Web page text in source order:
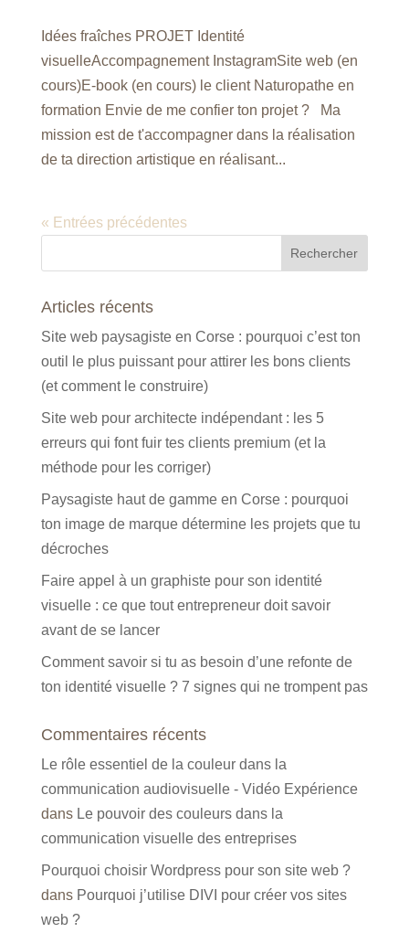
Idées fraîches PROJET Identité
visuelleAccompagnement InstagramSite web (en
cours)E-book (en cours) le client Naturopathe en
formation Envie de me confier ton projet ? Ma
mission est de t'accompagner dans la réalisation
de ta direction artistique en réalisant...
« Entrées précédentes
Articles récents
Site web paysagiste en Corse : pourquoi c’est ton
outil le plus puissant pour attirer les bons clients
(et comment le construire)
Site web pour architecte indépendant : les 5
erreurs qui font fuir tes clients premium (et la
méthode pour les corriger)
Paysagiste haut de gamme en Corse : pourquoi
ton image de marque détermine les projets que tu
décroches
Faire appel à un graphiste pour son identité
visuelle : ce que tout entrepreneur doit savoir
avant de se lancer
Comment savoir si tu as besoin d’une refonte de
ton identité visuelle ? 7 signes qui ne trompent pas
Commentaires récents
Le rôle essentiel de la couleur dans la
communication audiovisuelle - Vidéo Expérience
dans Le pouvoir des couleurs dans la
communication visuelle des entreprises
Pourquoi choisir Wordpress pour son site web ?
dans Pourquoi j’utilise DIVI pour créer vos sites
web ?